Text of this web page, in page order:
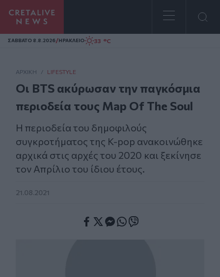
Homepage
ΣAΒΒΑΤΟ 8.8.2026/ΗΡΑΚΛΕΙΟ 33 °C
ΑΡΧΙΚΗ / LIFESTYLE
Οι BTS ακύρωσαν την παγκόσμια
περιοδεία τους Map Of The Soul
Η περιοδεία του δημοφιλούς
συγκροτήματος της K-pop ανακοινώθηκε
αρχικά στις αρχές του 2020 και ξεκίνησε
τον Απρίλιο του ίδιου έτους.
21.08.2021